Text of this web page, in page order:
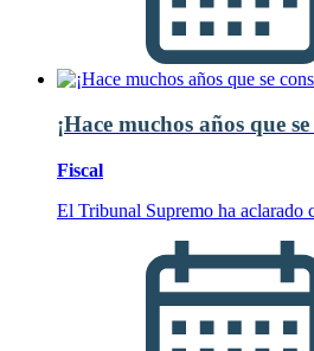
¡Hace muchos años que
Fiscal
El Tribunal Supremo ha aclarado